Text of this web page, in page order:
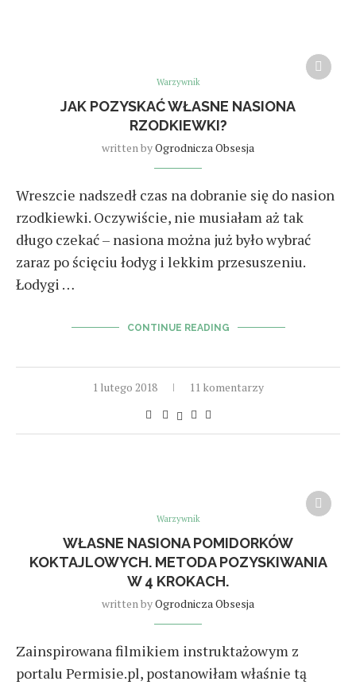
Warzywnik
JAK POZYSKAĆ WŁASNE NASIONA
RZODKIEWKI?
written byOgrodnicza Obsesja
Wreszcie nadszedł czas na dobranie się do nasion
rzodkiewki. Oczywiście, nie musiałam aż tak
długo czekać – nasiona można już było wybrać
zaraz po ścięciu łodyg i lekkim przesuszeniu.
Łodygi …
CONTINUE READING
1 lutego 2018 11 komentarzy
Warzywnik
WŁASNE NASIONA POMIDORKÓW
KOKTAJLOWYCH. METODA POZYSKIWANIA
W 4 KROKACH.
written byOgrodnicza Obsesja
Zainspirowana filmikiem instruktażowym z
portalu Permisie.pl, postanowiłam właśnie tą